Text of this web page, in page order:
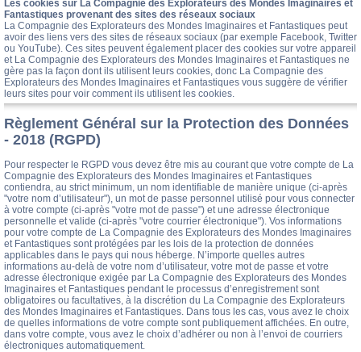
Les cookies sur La Compagnie des Explorateurs des Mondes Imaginaires et
Fantastiques provenant des sites des réseaux sociaux
La Compagnie des Explorateurs des Mondes Imaginaires et Fantastiques peut
avoir des liens vers des sites de réseaux sociaux (par exemple Facebook, Twitter
ou YouTube). Ces sites peuvent également placer des cookies sur votre appareil
et La Compagnie des Explorateurs des Mondes Imaginaires et Fantastiques ne
gère pas la façon dont ils utilisent leurs cookies, donc La Compagnie des
Explorateurs des Mondes Imaginaires et Fantastiques vous suggère de vérifier
leurs sites pour voir comment ils utilisent les cookies.
Règlement Général sur la Protection des Données
- 2018 (RGPD)
Pour respecter le RGPD vous devez être mis au courant que votre compte de La
Compagnie des Explorateurs des Mondes Imaginaires et Fantastiques
contiendra, au strict minimum, un nom identifiable de manière unique (ci-après
"votre nom d’utilisateur"), un mot de passe personnel utilisé pour vous connecter
à votre compte (ci-après "votre mot de passe") et une adresse électronique
personnelle et valide (ci-après "votre courrier électronique"). Vos informations
pour votre compte de La Compagnie des Explorateurs des Mondes Imaginaires
et Fantastiques sont protégées par les lois de la protection de données
applicables dans le pays qui nous héberge. N’importe quelles autres
informations au-delà de votre nom d’utilisateur, votre mot de passe et votre
adresse électronique exigée par La Compagnie des Explorateurs des Mondes
Imaginaires et Fantastiques pendant le processus d’enregistrement sont
obligatoires ou facultatives, à la discrétion du La Compagnie des Explorateurs
des Mondes Imaginaires et Fantastiques. Dans tous les cas, vous avez le choix
de quelles informations de votre compte sont publiquement affichées. En outre,
dans votre compte, vous avez le choix d’adhérer ou non à l’envoi de courriers
électroniques automatiquement.